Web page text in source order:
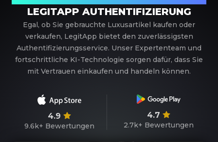
LEGITAPP AUTHENTIFIZIERUNG
Egal, ob Sie gebrauchte Luxusartikel kaufen oder
verkaufen, LegitApp bietet den zuverlässigsten
Authentifizierungsservice. Unser Expertenteam und
fortschrittliche KI-Technologie sorgen dafür, dass Sie
mit Vertrauen einkaufen und handeln können.
4.9
9.6k+ Bewertungen
4.7
2.7k+ Bewertungen